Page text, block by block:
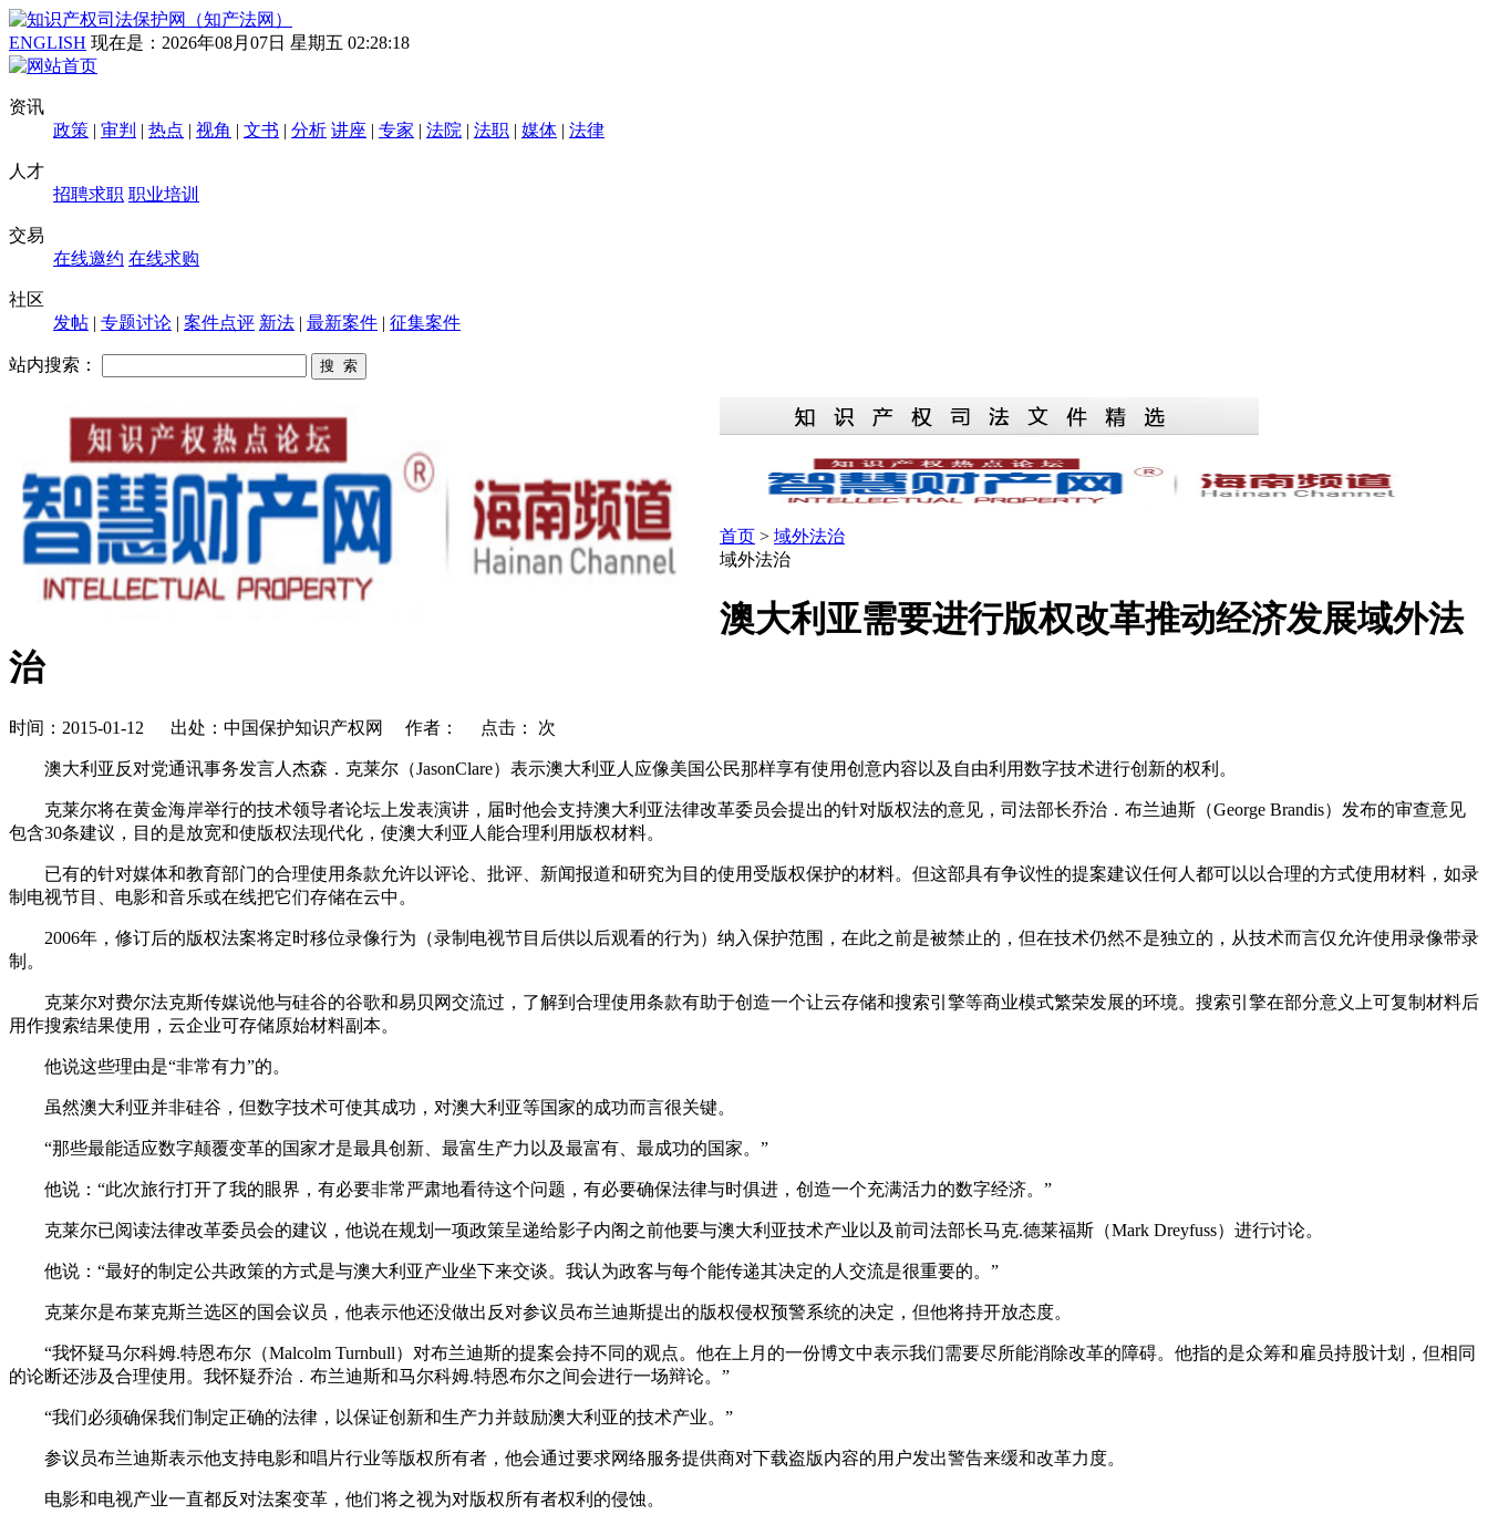
ENGLISH 现在是： 2026年08月07日 星期五 02:28:19
资讯
政策 | 审判 | 热点 | 视角 | 文书 | 分析 讲座 | 专家 | 法院 | 法职 | 媒体 | 法律
人才
招聘求职 职业培训
交易
在线邀约 在线求购
社区
发帖 | 专题讨论 | 案件点评 新法 | 最新案件 | 征集案件
站内搜索：
首页 > 域外法治
域外法治
澳大利亚需要进行版权改革推动经济发展域外法
治
时间：2015-01-12 出处：中国保护知识产权网 作者： 点击： 次
澳大利亚反对党通讯事务发言人杰森．克莱尔（JasonClare）表示澳大利亚人应像美国公民那样享有使用创意内容以及自由利用数字技术进行创新的权利。
克莱尔将在黄金海岸举行的技术领导者论坛上发表演讲，届时他会支持澳大利亚法律改革委员会提出的针对版权法的意见，司法部长乔治．布兰迪斯（George Brandis）发布的审查意见
包含30条建议，目的是放宽和使版权法现代化，使澳大利亚人能合理利用版权材料。
已有的针对媒体和教育部门的合理使用条款允许以评论、批评、新闻报道和研究为目的使用受版权保护的材料。但这部具有争议性的提案建议任何人都可以以合理的方式使用材料，如录
制电视节目、电影和音乐或在线把它们存储在云中。
2006年，修订后的版权法案将定时移位录像行为（录制电视节目后供以后观看的行为）纳入保护范围，在此之前是被禁止的，但在技术仍然不是独立的，从技术而言仅允许使用录像带录
制。
克莱尔对费尔法克斯传媒说他与硅谷的谷歌和易贝网交流过，了解到合理使用条款有助于创造一个让云存储和搜索引擎等商业模式繁荣发展的环境。搜索引擎在部分意义上可复制材料后
用作搜索结果使用，云企业可存储原始材料副本。
他说这些理由是“非常有力”的。
虽然澳大利亚并非硅谷，但数字技术可使其成功，对澳大利亚等国家的成功而言很关键。
“那些最能适应数字颠覆变革的国家才是最具创新、最富生产力以及最富有、最成功的国家。”
他说：“此次旅行打开了我的眼界，有必要非常严肃地看待这个问题，有必要确保法律与时俱进，创造一个充满活力的数字经济。”
克莱尔已阅读法律改革委员会的建议，他说在规划一项政策呈递给影子内阁之前他要与澳大利亚技术产业以及前司法部长马克.德莱福斯（Mark Dreyfuss）进行讨论。
他说：“最好的制定公共政策的方式是与澳大利亚产业坐下来交谈。我认为政客与每个能传递其决定的人交流是很重要的。”
克莱尔是布莱克斯兰选区的国会议员，他表示他还没做出反对参议员布兰迪斯提出的版权侵权预警系统的决定，但他将持开放态度。
“我怀疑马尔科姆.特恩布尔（Malcolm Turnbull）对布兰迪斯的提案会持不同的观点。他在上月的一份博文中表示我们需要尽所能消除改革的障碍。他指的是众筹和雇员持股计划，但相同
的论断还涉及合理使用。我怀疑乔治．布兰迪斯和马尔科姆.特恩布尔之间会进行一场辩论。”
“我们必须确保我们制定正确的法律，以保证创新和生产力并鼓励澳大利亚的技术产业。”
参议员布兰迪斯表示他支持电影和唱片行业等版权所有者，他会通过要求网络服务提供商对下载盗版内容的用户发出警告来缓和改革力度。
电影和电视产业一直都反对法案变革，他们将之视为对版权所有者权利的侵蚀。